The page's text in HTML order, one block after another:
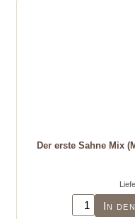
Der erste Sahne Mix
In